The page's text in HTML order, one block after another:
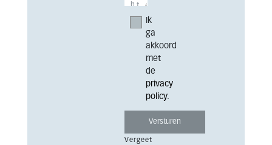
Ik
ga
akkoord
met
de
privacy
policy.
Vergeet